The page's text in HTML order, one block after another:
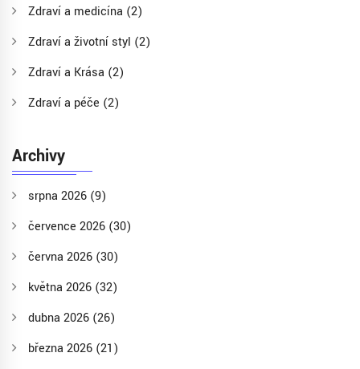
Zdraví a medicína (2)
Zdraví a životní styl (2)
Zdraví a Krása (2)
Zdraví a péče (2)
Archivy
srpna 2026 (9)
července 2026 (30)
června 2026 (30)
května 2026 (32)
dubna 2026 (26)
března 2026 (21)